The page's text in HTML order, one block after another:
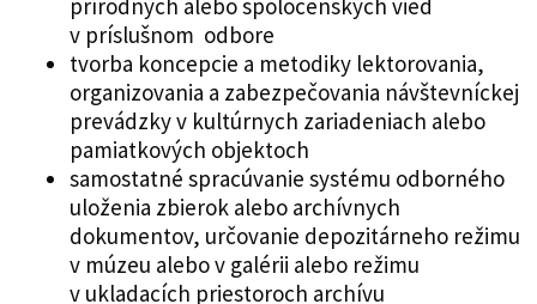
prírodných alebo spoločenských vied
v príslušnom odbore
tvorba koncepcie a metodiky lektorovania,
organizovania a zabezpečovania návštevníckej
prevádzky v kultúrnych zariadeniach alebo
pamiatkových objektoch
samostatné spracúvanie systému odborného
uloženia zbierok alebo archívnych
dokumentov, určovanie depozitárneho režimu
v múzeu alebo v galérii alebo režimu
v ukladacích priestoroch archívu